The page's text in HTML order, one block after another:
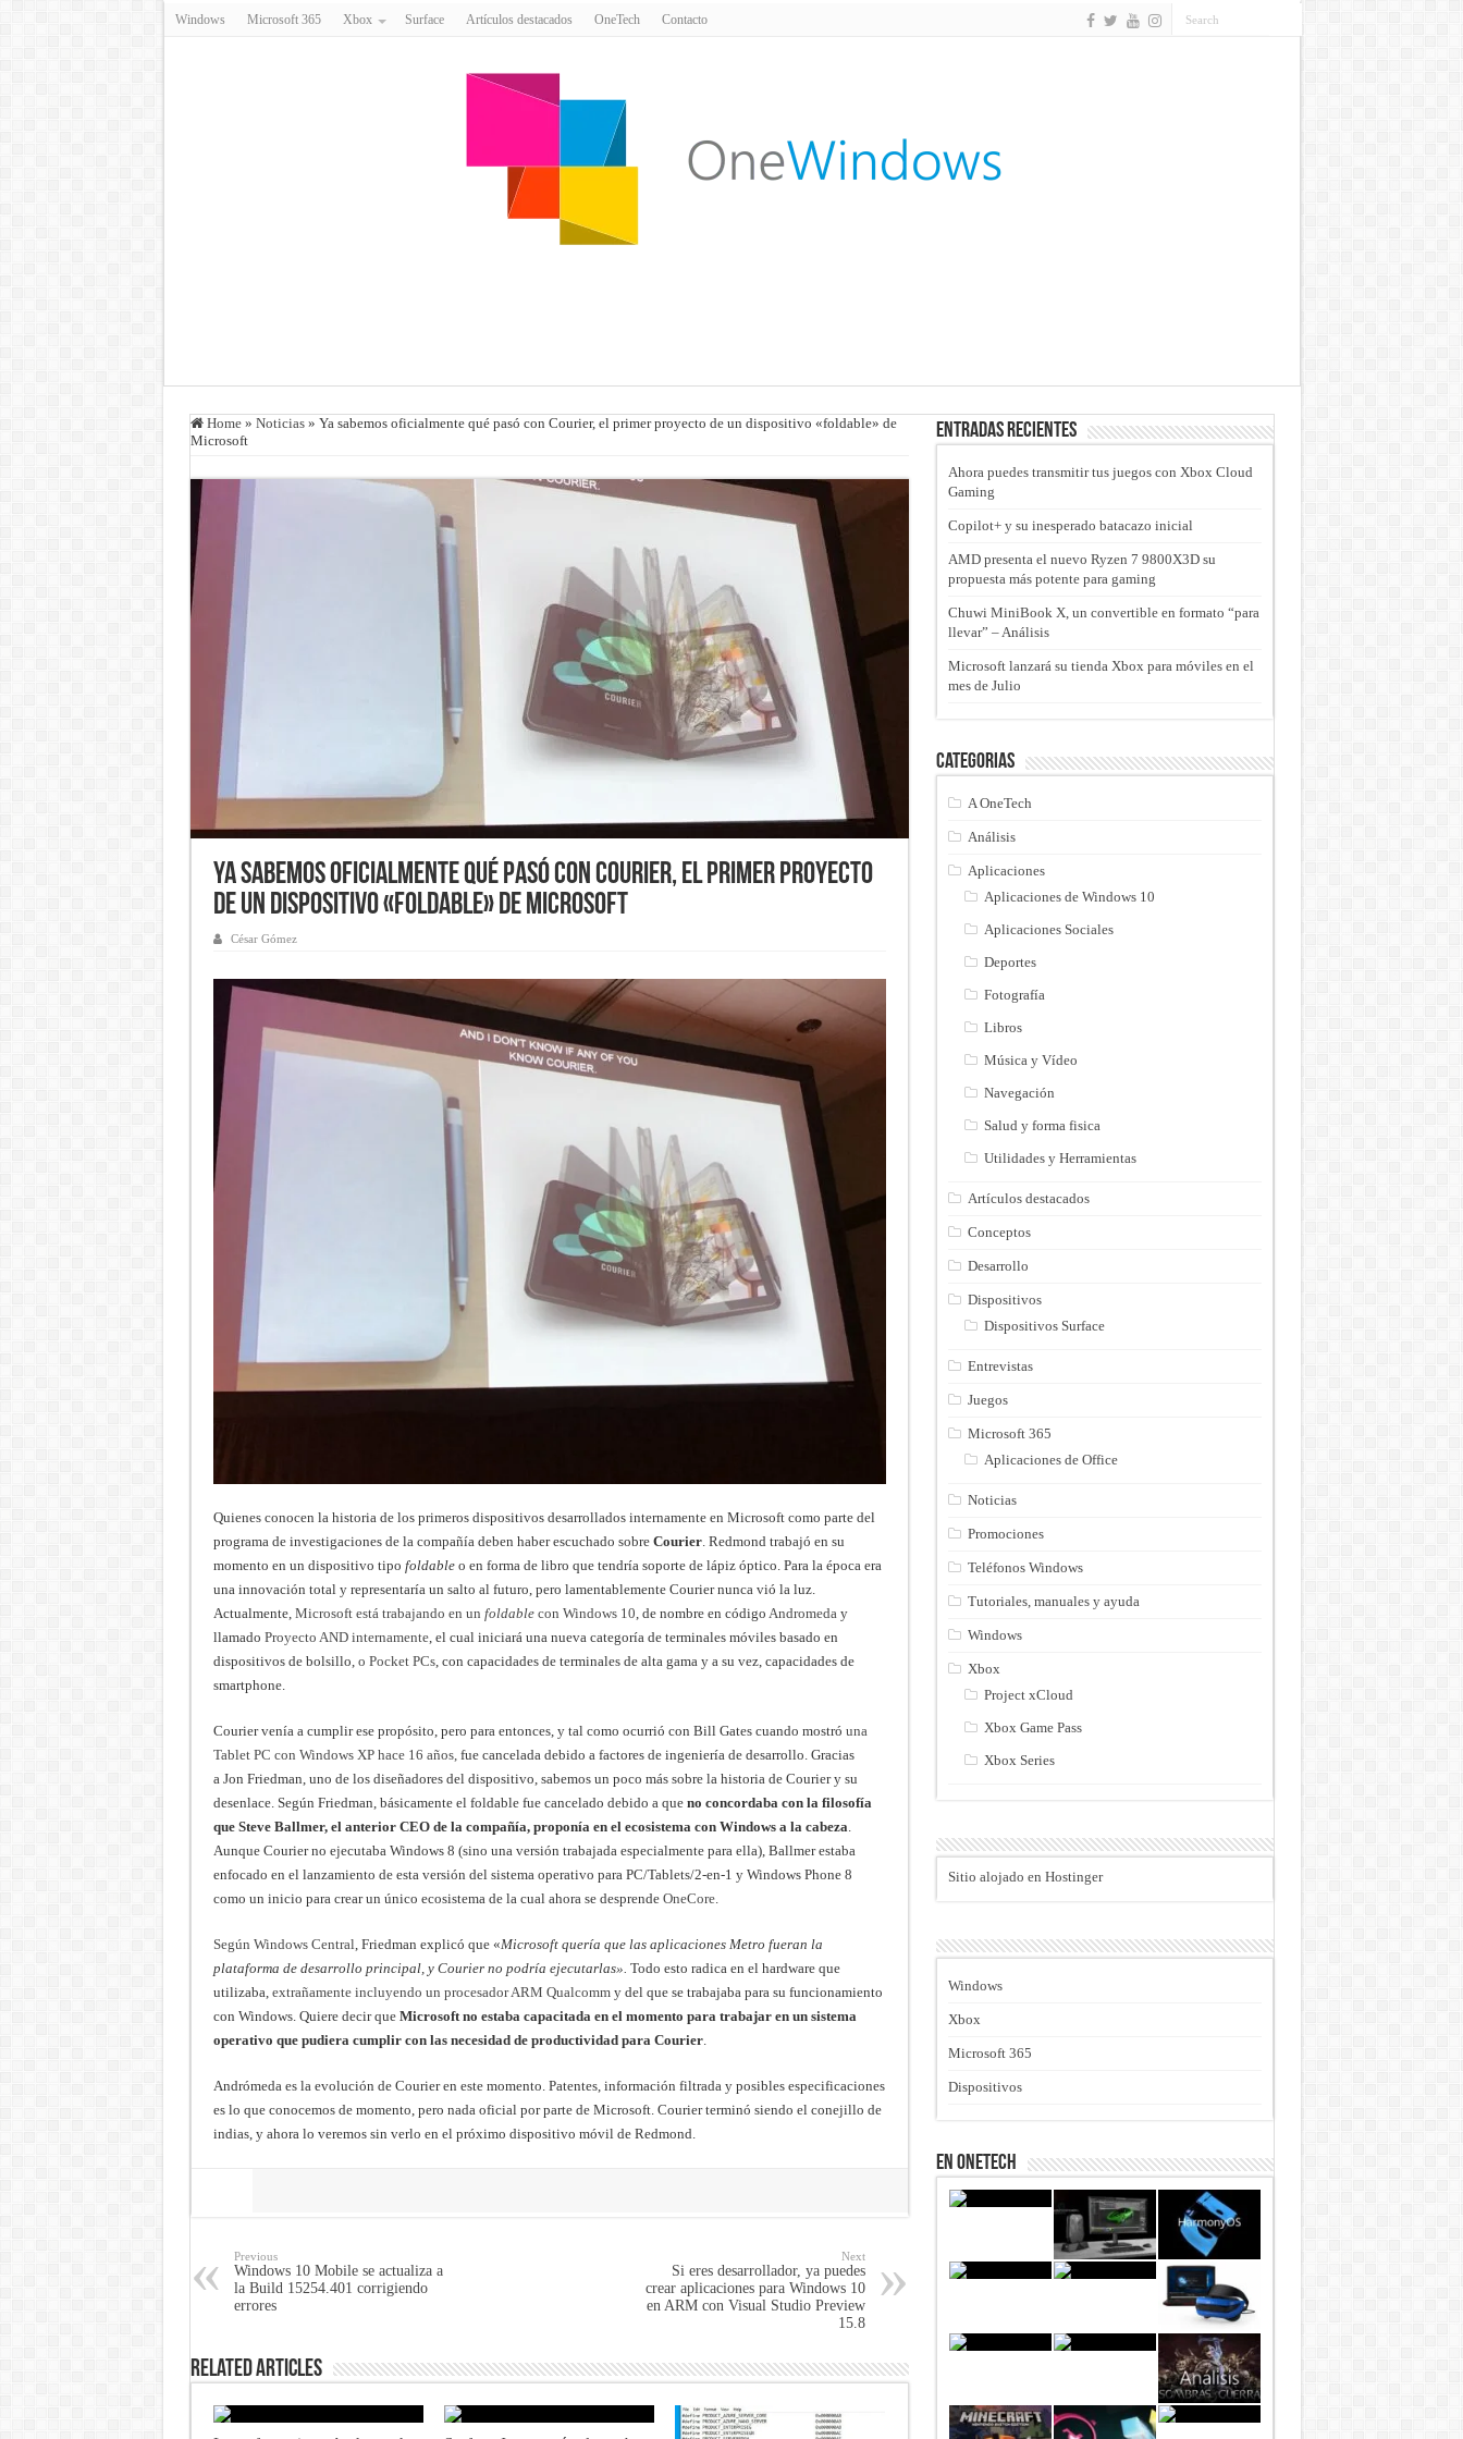
Windows Microsoft 365 Xbox Surface Artículos destacados OneTech Contacto
Home » Noticias » Ya sabemos oficialmente qué pasó con Courier, el primer proyecto de un dispositivo «foldable» de
Microsoft
Ya sabemos oficialmente qué pasó con Courier, el primer proyecto
de un dispositivo «foldable» de Microsoft
César Gómez
Quienes conocen la historia de los primeros dispositivos desarrollados internamente en Microsoft como parte del
programa de investigaciones de la compañía deben haber escuchado sobre Courier. Redmond trabajó en su
momento en un dispositivo tipo foldable o en forma de libro que tendría soporte de lápiz óptico. Para la época era
una innovación total y representaría un salto al futuro, pero lamentablemente Courier nunca vió la luz.
Actualmente, Microsoft está trabajando en un foldablecon Windows 10 , de nombre en código Andromeda y
llamado Proyecto AND internamente, el cual iniciará una nueva categoría de terminales móviles basado en
dispositivos de bolsillo, o Pocket PCs, con capacidades de terminales de alta gama y a su vez, capacidades de
smartphone.
Courier venía a cumplir ese propósito, pero para entonces, y tal como ocurrió con Bill Gates cuando mostró una
Tablet PC con Windows XP hace 16 años, fue cancelada debido a factores de ingeniería de desarrollo. Gracias
a Jon Friedman, uno de los diseñadores del dispositivo, sabemos un poco más sobre la historia de Courier y su
desenlace. Según Friedman, básicamente el foldable fue cancelado debido a que no concordaba con la filosofía
que Steve Ballmer, el anterior CEO de la compañía, proponía en el ecosistema con Windows a la cabeza
Aunque Courier no ejecutaba Windows 8 (sino una versión trabajada especialmente para ella), Ballmer estaba
enfocado en el lanzamiento de esta versión del sistema operativo para PC/Tablets/2-en-1 y Windows Phone 8
como un inicio para crear un único ecosistema de la cual ahora se desprende OneCore.
Según Windows Central , Friedman explicó que «Microsoft quería que las aplicaciones Metro fueran la
plataforma de desarrollo principal, y Courier no podría ejecutarlas». Todo esto radica en el hardware que
utilizaba, extrañamente incluyendo un procesador ARM Qualcommy del que se trabajaba para su funcionamiento
con Windows. Quiere decir que Microsoft no estaba capacitada en el momento para trabajar en un sistema
operativo que pudiera cumplir con las necesidad de productividad para Courier.
Andrómeda es la evolución de Courier en este momento. Patentes, información filtrada y posibles especificaciones
es lo que conocemos de momento, pero nada oficial por parte de Microsoft. Courier terminó siendo el conejillo de
indias, y ahora lo veremos sin verlo en el próximo dispositivo móvil de Redmond.
Previous
Windows 10 Mobile se actualiza a
la Build 15254.401 corrigiendo
errores
Next
Si eres desarrollador, ya puedes
crear aplicaciones para Windows 10
en ARM con Visual Studio Preview
15.8
Related Articles
Entradas recientes
Ahora puedes transmitir tus juegos con Xbox Cloud
Gaming
Copilot+ y su inesperado batacazo inicial
AMD presenta el nuevo Ryzen 7 9800X3D su
propuesta más potente para gaming
Chuwi MiniBook X, un convertible en formato “para
llevar” – Análisis
Microsoft lanzará su tienda Xbox para móviles en el
mes de Julio
Categorias
A OneTech
Análisis
Aplicaciones
Aplicaciones de Windows 10
Aplicaciones Sociales
Deportes
Fotografía
Libros
Música y Vídeo
Navegación
Salud y forma fisica
Utilidades y Herramientas
Artículos destacados
Conceptos
Desarrollo
Dispositivos
Dispositivos Surface
Entrevistas
Juegos
Microsoft 365
Aplicaciones de Office
Noticias
Promociones
Teléfonos Windows
Tutoriales, manuales y ayuda
Windows
Xbox
Project xCloud
Xbox Game Pass
Xbox Series
Sitio alojado en Hostinger
Windows
Xbox
Microsoft 365
Dispositivos
En Onetech